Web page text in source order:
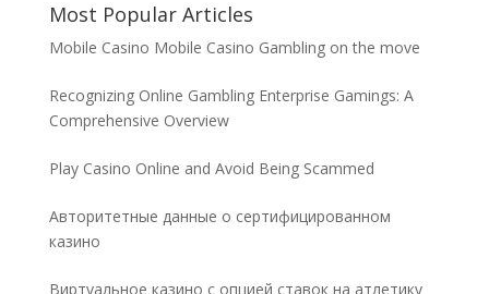
Most Popular Articles
Mobile Casino Mobile Casino Gambling on the move
Recognizing Online Gambling Enterprise Gamings: A
Comprehensive Overview
Play Casino Online and Avoid Being Scammed
Авторитетные данные о сертифицированном
казино
Виртуальное казино с опцией ставок на атлетику